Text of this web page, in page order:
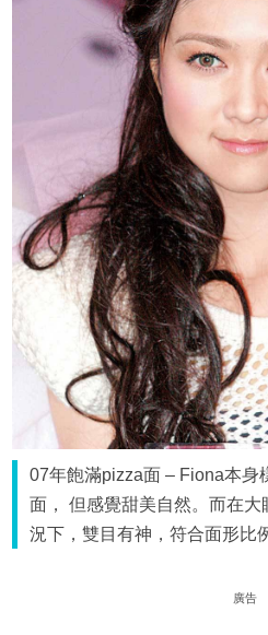
07年飽滿pizza面 – Fiona本身
面， 但感覺甜美自然。而在
況下，雙目有神，符合面形比
廣告